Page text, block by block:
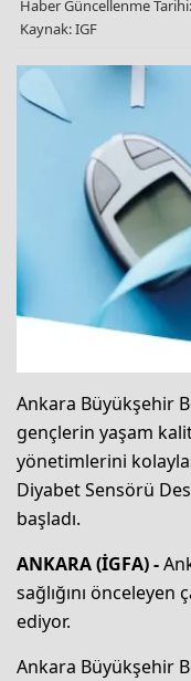
Haber Güncellenme
Kaynak: IGF
Ankara Büyükşehir
gençlerin yaşam
yönetimlerini
Diyabet Sensörü
başladı.
ANKARA (İGFA) -
sağlığını önceleyen
ediyor.
Ankara Büyükşehir